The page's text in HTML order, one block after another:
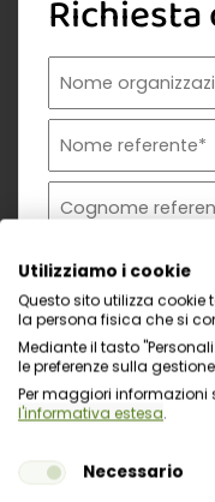
Utilizziamo i cookie
Questo sito utilizza
la persona fisica che si
Mediante il tasto
le preferenze sulla
Per maggiori informazioni
l'informativa estesa.
Necessario